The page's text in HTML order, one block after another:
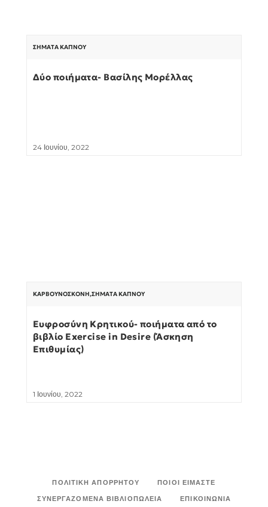
ΣΉΜΑΤΑ ΚΑΠΝΟΎ
Δύο ποιήματα- Βασίλης Μορέλλας
24 Ιουνίου, 2022
ΚΑΡΒΟΥΝΌΣΚΟΝΗ,ΣΉΜΑΤΑ ΚΑΠΝΟΎ
Ευφροσύνη Κρητικού- ποιήματα από το
βιβλίο Exercise in Desire (Άσκηση
Επιθυμίας)
1 Ιουνίου, 2022
ΠΟΛΙΤΙΚΉ ΑΠΟΡΡΉΤΟΥ
ΠΟΙΟΙ ΕΊΜΑΣΤΕ
ΣΥΝΕΡΓΑΖΌΜΕΝΑ ΒΙΒΛΙΟΠΩΛΕΊΑ
ΕΠΙΚΟΙΝΩΝΊΑ